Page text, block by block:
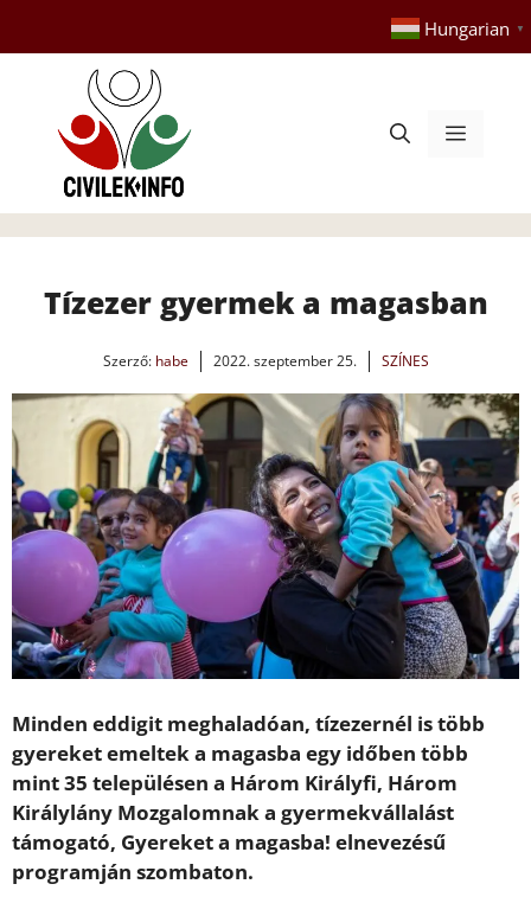
tartalomba
Hungarian ▼
Menü
Tízezer gyermek a magasban
Szerző: habe 2022. szeptember 25. SZÍNES
Minden eddigit meghaladóan, tízezernél is több
gyereket emeltek a magasba egy időben több
mint 35 településen a Három Királyfi, Három
Királylány Mozgalomnak a gyermekvállalást
támogató, Gyereket a magasba! elnevezésű
programján szombaton.